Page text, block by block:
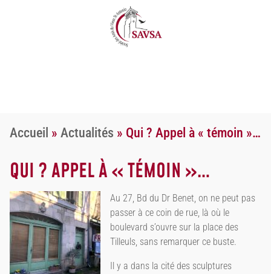
Accueil » Actualités » Qui ? Appel à « témoin »…
QUI ? APPEL À « TÉMOIN »…
Au 27, Bd du Dr Benet, on ne peut pas
passer à ce coin de rue, là où le
boulevard s’ouvre sur la place des
Tilleuls, sans remarquer ce buste.
Il y a dans la cité des sculptures